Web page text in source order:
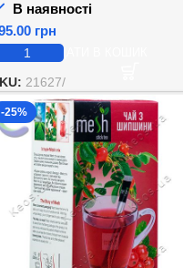
В наявності
грн
21627/
-25%